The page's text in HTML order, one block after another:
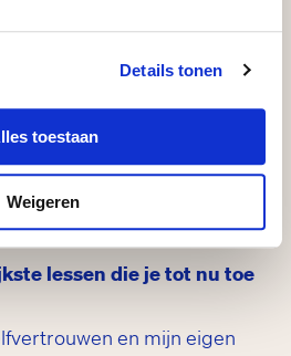
Details tonen
toestaan
Weigeren
de afbeeldingen.
lessen die je tot nu toe
en mijn eigen